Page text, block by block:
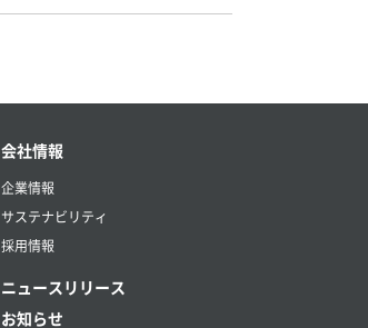
会社情報
企業情報
サステナビリティ
採用情報
ニュースリリース
お知らせ